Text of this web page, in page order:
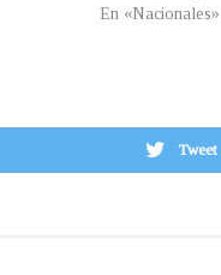
En «Nacionales»
Tweet